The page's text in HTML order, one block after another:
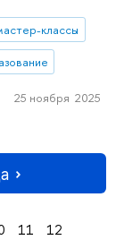
классы
25 ноября 2025
11
12